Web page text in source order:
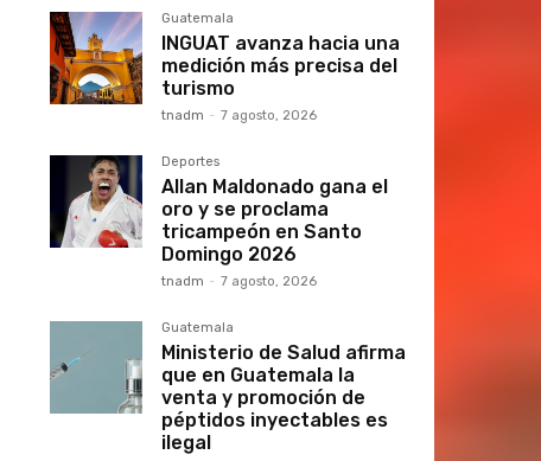
Guatemala
INGUAT avanza hacia una
medición más precisa del
turismo
tnadm - 7 agosto, 2026
Deportes
Allan Maldonado gana el
oro y se proclama
tricampeón en Santo
Domingo 2026
tnadm - 7 agosto, 2026
Guatemala
Ministerio de Salud afirma
que en Guatemala la
venta y promoción de
péptidos inyectables es
ilegal